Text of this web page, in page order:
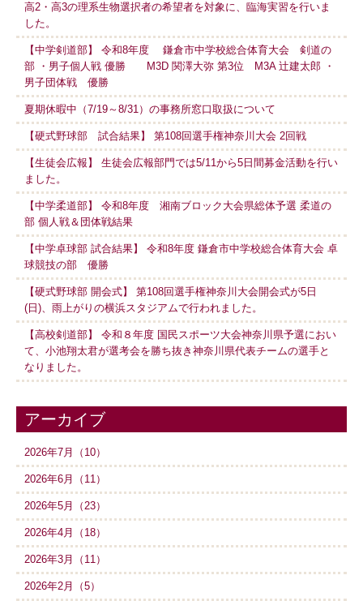
高2・高3の理系生物選択者の希望者を対象に、臨海実習を行いま
した。
【中学剣道部】 令和8年度 鎌倉市中学校総合体育大会 剣道の
部 ・男子個人戦 優勝 M3D 関澤大弥 第3位 M3A 辻建太郎 ・
男子団体戦 優勝
夏期休暇中（7/19～8/31）の事務所窓口取扱について
【硬式野球部 試合結果】 第108回選手権神奈川大会 2回戦
【生徒会広報】 生徒会広報部門では5/11から5日間募金活動を行い
ました。
【中学柔道部】 令和8年度 湘南ブロック大会県総体予選 柔道の
部 個人戦＆団体戦結果
【中学卓球部 試合結果】 令和8年度 鎌倉市中学校総合体育大会 卓
球競技の部 優勝
【硬式野球部 開会式】 第108回選手権神奈川大会開会式が5日
(日)、雨上がりの横浜スタジアムで行われました。
【高校剣道部】 令和８年度 国民スポーツ大会神奈川県予選におい
て、小池翔太君が選考会を勝ち抜き神奈川県代表チームの選手と
なりました。
アーカイブ
2026年7月（10）
2026年6月（11）
2026年5月（23）
2026年4月（18）
2026年3月（11）
2026年2月（5）